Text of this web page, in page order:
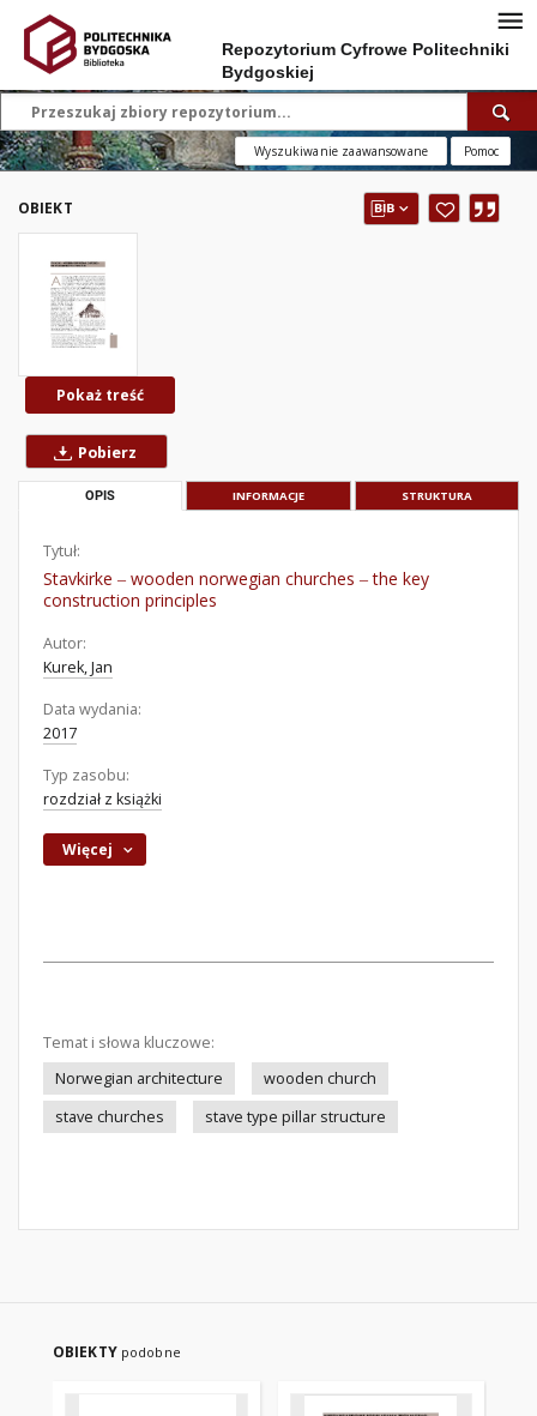
Repozytorium Cyfrowe Politechniki
Bydgoskiej
Wyszukiwanie zaawansowane Pomoc
OBIEKT
Pokaż treść
Pobierz
OPIS INFORMACJE STRUKTURA
Tytuł:
Stavkirke ‒ wooden norwegian churches ‒ the key
construction principles
Autor:
Kurek, Jan
Data wydania:
2017
Typ zasobu:
rozdział z książki
Więcej
Temat i słowa kluczowe:
Norwegian architecture
wooden church
stave churches
stave type pillar structure
OBIEKTY podobne